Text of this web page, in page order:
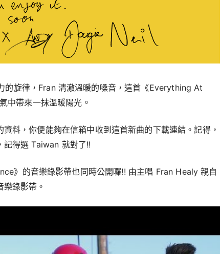
的旋律，Fran 清澈溫暖的嗓音，這首《Everything At
中帶來一抹溫暖陽光。
資料，你便能夠在信箱中收到這首新曲的下載連結。記得，
記得選 Taiwan 就對了!!
》的音樂錄影帶也同時公開囉!! 由主唱 Fran Healy 親自
錄影帶。